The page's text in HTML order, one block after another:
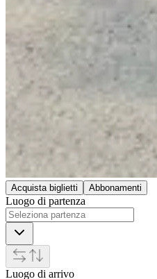
Acquista biglietti Abbonamenti
Luogo di partenza
Luogo di arrivo